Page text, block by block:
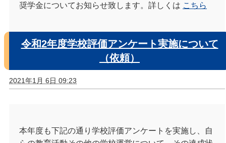
奨学金についてお知らせ致します。詳しくは こちら
令和2年度学校評価アンケート実施について
（依頼）
2021年1月 6日 09:23
本年度も下記の通り学校評価アンケートを実施し、自